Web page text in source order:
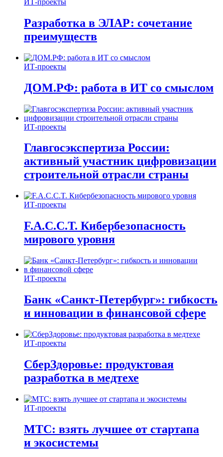
Разработка в ЭЛАР: сочетание
преимуществ
ИТ-проекты
ДОМ.РФ: работа в ИТ со смыслом
ИТ-проекты
Главгосэкспертиза России:
активный участник цифровизации
строительной отрасли страны
ИТ-проекты
F.A.C.C.T. Кибербезопасность
мирового уровня
ИТ-проекты
Банк «Санкт-Петербург»: гибкость
и инновации в финансовой сфере
ИТ-проекты
СберЗдоровье: продуктовая
разработка в медтехе
ИТ-проекты
МТС: взять лучшее от стартапа
и экосистемы